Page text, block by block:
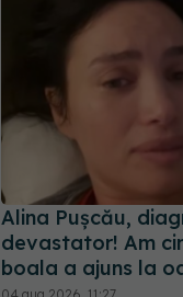
Alina Pușcău,
devastator! Am
boala a ajuns la